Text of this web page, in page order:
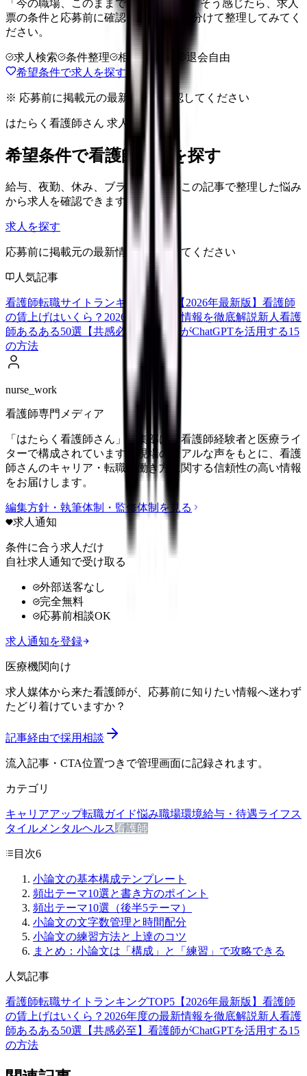
「今の職場、このままでいいのかな...」そう感じたら、求人
票の条件と応募前に確認したい不安を分けて整理してみてく
ださい。
求人検索 条件整理 相談だけOK
退会自由
希望条件で求人を探す
※ 応募前に掲載元の最新情報を確認してください
はたらく看護師さん 求人
希望条件で看護師求人を探す
給与、夜勤、休み、ブランクなど、この記事で整理した悩み
から求人を確認できます。
求人を探す
応募前に掲載元の最新情報を確認してください
人気記事
看護師転職サイトランキングTOP5【2026年最新版】 看護師
の賃上げはいくら？2026年度の最新情報を徹底解説新人看護
師あるある50選【共感必至】
看護師がChatGPTを活用する15
の方法
nurse_work
看護師専門メディア
「はたらく看護師さん」編集部は、看護師経験者と医療ライ
ターで構成されています。現場のリアルな声をもとに、看護
師さんのキャリア・転職・働き方に関する信頼性の高い情報
をお届けします。
編集方針・執筆体制・監修体制を見る
求人通知
条件に合う求人だけ
自社求人通知で受け取る
外部送客なし
完全無料
応募前相談OK
求人通知を登録
医療機関向け
求人媒体から来た看護師が、応募前に知りたい情報へ迷わず
たどり着けていますか？
記事経由で採用相談
流入記事・CTA位置つきで管理画面に記録されます。
カテゴリ
キャリアアップ転職ガイド悩み職場環境給与・待遇ライフス
タイル メンタルヘルス看護師
目次6
小論文の基本構成テンプレート
頻出テーマ10選と書き方のポイント
頻出テーマ10選（後半5テーマ）
小論文の文字数管理と時間配分
小論文の練習方法と上達のコツ
まとめ：小論文は「構成」と「練習」で攻略できる
人気記事
看護師転職サイトランキングTOP5【2026年最新版】 看護師
の賃上げはいくら？2026年度の最新情報を徹底解説新人看護
師あるある50選【共感必至】 看護師がChatGPTを活用する15
の方法